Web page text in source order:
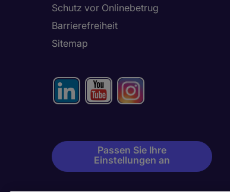
Schutz vor Onlinebetrug
Barrierefreiheit
Sitemap
Passen Sie Ihre
Einstellungen an